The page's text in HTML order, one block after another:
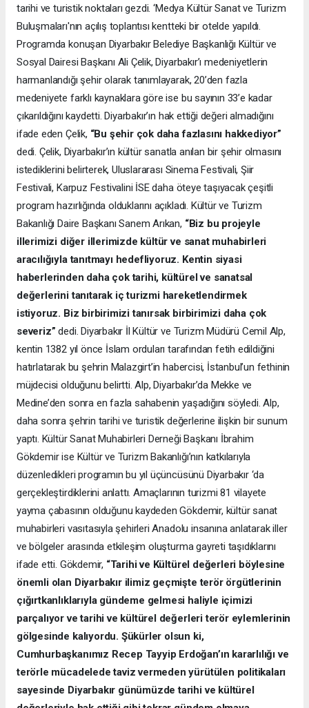
tarihi ve turistik noktaları gezdi. ‘Medya Kültür Sanat ve Turizm
Buluşmaları'nın açılış toplantısı kentteki bir otelde yapıldı.
Programda konuşan Diyarbakır Belediye Başkanlığı Kültür ve
Sosyal Dairesi Başkanı Ali Çelik, Diyarbakır’ı medeniyetlerin
harmanlandığı şehir olarak tanımlayarak, 20’den fazla
medeniyete farklı kaynaklara göre ise bu sayının 33’e kadar
çıkarıldığını kaydetti. Diyarbakır’ın hak ettiği değeri almadığını
ifade eden Çelik, “Bu şehir çok daha fazlasını hakkediyor”
dedi. Çelik, Diyarbakır’ın kültür sanatla anılan bir şehir olmasını
istediklerini belirterek, Uluslararası Sinema Festivali, Şiir
Festivali, Karpuz Festivalini İSE daha öteye taşıyacak çeşitli
program hazırlığında olduklarını açıkladı. Kültür ve Turizm
Bakanlığı Daire Başkanı Sanem Arıkan, “Biz bu projeyle
illerimizi diğer illerimizde kültür ve sanat muhabirleri
aracılığıyla tanıtmayı hedefliyoruz. Kentin siyasi
haberlerinden daha çok tarihi, kültürel ve sanatsal
değerlerini tanıtarak iç turizmi hareketlendirmek
istiyoruz. Biz birbirimizi tanırsak birbirimizi daha çok
severiz” dedi. Diyarbakır İl Kültür ve Turizm Müdürü Cemil Alp,
kentin 1382 yıl önce İslam orduları tarafından fetih edildiğini
hatırlatarak bu şehrin Malazgirt’in habercisi, İstanbul’un fethinin
müjdecisi olduğunu belirtti. Alp, Diyarbakır’da Mekke ve
Medine’den sonra en fazla sahabenin yaşadığını söyledi. Alp,
daha sonra şehrin tarihi ve turistik değerlerine ilişkin bir sunum
yaptı. Kültür Sanat Muhabirleri Derneği Başkanı İbrahim
Gökdemir ise Kültür ve Turizm Bakanlığı’nın katkılarıyla
düzenledikleri programın bu yıl üçüncüsünü Diyarbakır ‘da
gerçekleştirdiklerini anlattı. Amaçlarının turizmi 81 vilayete
yayma çabasının olduğunu kaydeden Gökdemir, kültür sanat
muhabirleri vasıtasıyla şehirleri Anadolu insanına anlatarak iller
ve bölgeler arasında etkileşim oluşturma gayreti taşıdıklarını
ifade etti. Gökdemir, “Tarihi ve Kültürel değerleri böylesine
önemli olan Diyarbakır ilimiz geçmişte terör örgütlerinin
çığırtkanlıklarıyla gündeme gelmesi haliyle içimizi
parçalıyor ve tarihi ve kültürel değerleri terör eylemlerinin
gölgesinde kalıyordu. Şükürler olsun ki,
Cumhurbaşkanımız Recep Tayyip Erdoğan’ın kararlılığı ve
terörle mücadelede taviz vermeden yürütülen politikaları
sayesinde Diyarbakır günümüzde tarihi ve kültürel